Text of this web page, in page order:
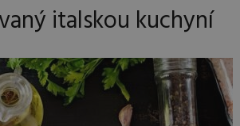
italskou kuchyní